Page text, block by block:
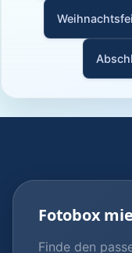
Fotobox
Finde den